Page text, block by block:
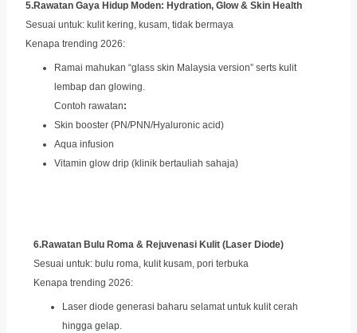
5.Rawatan Gaya Hidup Moden: Hydration, Glow & Skin Health
Sesuai untuk: kulit kering, kusam, tidak bermaya
Kenapa trending 2026:
Ramai mahukan “glass skin Malaysia version” serts kulit
lembap dan glowing.
Contoh rawatan:
Skin booster (PN/PNN/Hyaluronic acid)
Aqua infusion
Vitamin glow drip (klinik bertauliah sahaja)
6.Rawatan Bulu Roma & Rejuvenasi Kulit (Laser Diode)
Sesuai untuk: bulu roma, kulit kusam, pori terbuka
Kenapa trending 2026:
Laser diode generasi baharu selamat untuk kulit cerah
hingga gelap.